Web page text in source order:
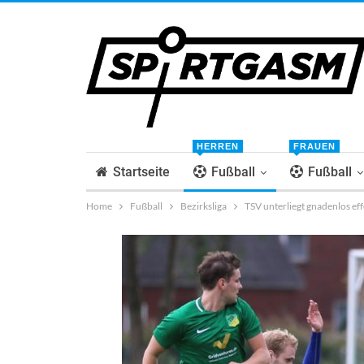
Startseite Fußball
HERREN
Fußball
FRAUEN
Home Fußball Bezirksliga TSV unterliegt gnadenlos